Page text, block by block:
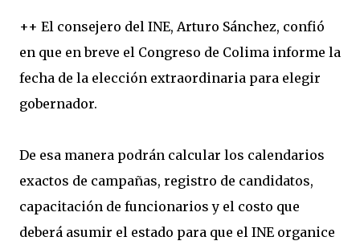
++ El consejero del INE, Arturo Sánchez, confió
en que en breve el Congreso de Colima informe la
fecha de la elección extraordinaria para elegir
gobernador.
De esa manera podrán calcular los calendarios
exactos de campañas, registro de candidatos,
capacitación de funcionarios y el costo que
deberá asumir el estado para que el INE organice